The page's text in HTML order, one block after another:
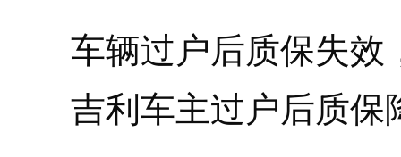
车辆过户后质保失效
吉利车主过户后质保